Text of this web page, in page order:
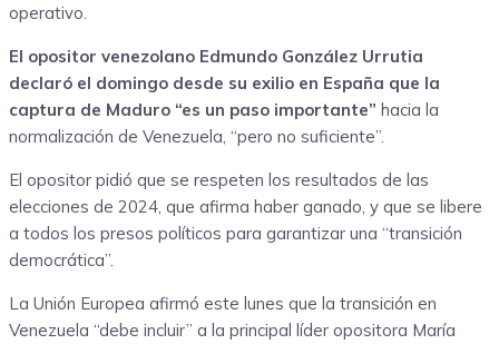
operativo.
El opositor venezolano Edmundo González Urrutia
declaró el domingo desde su exilio en España que la
captura de Maduro “es un paso importante” hacia la
normalización de Venezuela, “pero no suficiente”.
El opositor pidió que se respeten los resultados de las
elecciones de 2024, que afirma haber ganado, y que se libere
a todos los presos políticos para garantizar una “transición
democrática”.
La Unión Europea afirmó este lunes que la transición en
Venezuela “debe incluir” a la principal líder opositora María